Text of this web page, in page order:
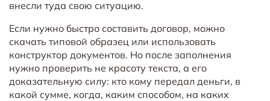
внесли туда свою ситуацию.
Если нужно быстро составить договор, можно
скачать типовой образец или использовать
конструктор документов. Но после заполнения
нужно проверить не красоту текста, а его
доказательную силу: кто кому передал деньги, в
какой сумме, когда, каким способом, на каких